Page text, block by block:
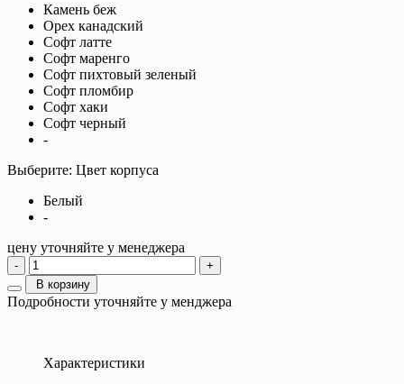
Камень беж
Орех канадский
Софт латте
Софт маренго
Софт пихтовый зеленый
Софт пломбир
Софт хаки
Софт черный
-
Выберите: Цвет корпуса
Белый
-
цену уточняйте у менеджера
-
+
В корзину
Подробности уточняйте у менджера
Характеристики